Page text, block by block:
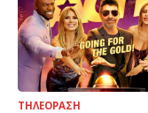
ΤΗΛΕΟΡΑΣΗ